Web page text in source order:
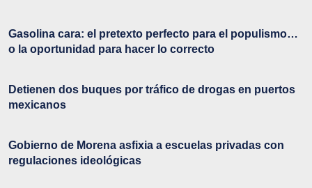
Gasolina cara: el pretexto perfecto para el populismo…
o la oportunidad para hacer lo correcto
Detienen dos buques por tráfico de drogas en puertos
mexicanos
Gobierno de Morena asfixia a escuelas privadas con
regulaciones ideológicas